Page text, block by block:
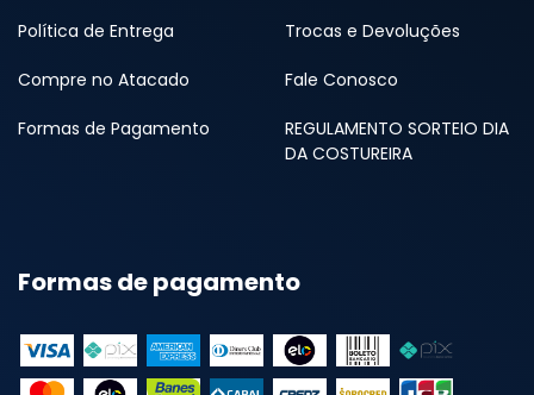
Política de Entrega Trocas e Devoluções
Compre no Atacado Fale Conosco
Formas de Pagamento
REGULAMENTO SORTEIO DIA
DA COSTUREIRA
Formas de pagamento